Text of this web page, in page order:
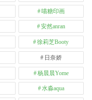
喵糖印画
安然anran
徐莉芝Booty
日奈娇
杨晨晨Yome
水淼aqua